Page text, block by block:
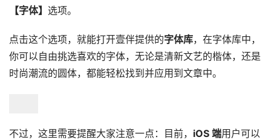
【字体】 选项。
点击这个选项，就能打开壹伴提供的字体库，在字体库中，
你可以自由挑选喜欢的字体，无论是清新文艺的楷体，还是
时尚潮流的圆体，都能轻松找到并应用到文章中。
不过，这里需要提醒大家注意一点：目前， iOS 端用户可以